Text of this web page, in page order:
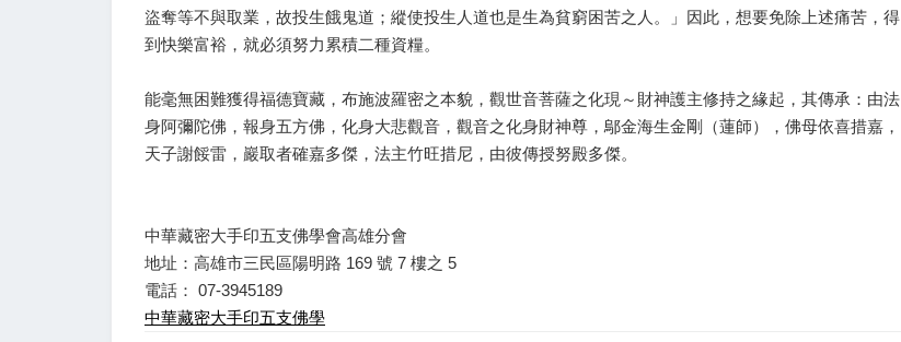
盜奪等不與取業，故投生餓鬼道；縱使投生人道也是生為貧窮困苦之人。」因此，想要免除上述痛苦，得
到快樂富裕，就必須努力累積二種資糧。
能毫無困難獲得福德寶藏，布施波羅密之本貌，觀世音菩薩之化現～財神護主修持之緣起，其傳承：由法
身阿彌陀佛，報身五方佛，化身大悲觀音，觀音之化身財神尊，鄔金海生金剛（蓮師），佛母依喜措嘉，
天子謝餒雷，巖取者確嘉多傑，法主竹旺措尼，由彼傳授努殿多傑。
中華藏密大手印五支佛學會高雄分會
地址：高雄市三民區陽明路 169 號 7 樓之 5
電話： 07-3945189
中華藏密大手印五支佛學